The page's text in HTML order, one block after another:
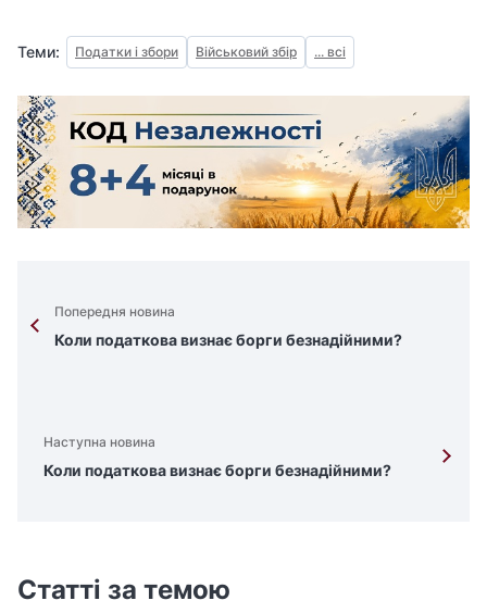
Теми: Податки і збори Військовий збір ... всі
Попередня новина
Коли податкова визнає борги безнадійними?
Наступна новина
Коли податкова визнає борги безнадійними?
Статті за темою